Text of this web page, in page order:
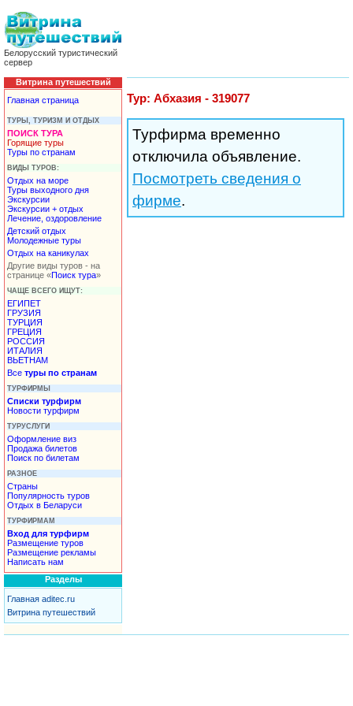
Белорусский туристический
сервер
Витрина путешествий
Главная страница
ТУРЫ, ТУРИЗМ И ОТДЫХ
ПОИСК ТУРА
Горящие туры
Туры по странам
ВИДЫ ТУРОВ:
Отдых на море
Туры выходного дня
Экскурсии
Экскурсии + отдых
Лечение, оздоровление
Детский отдых
Молодежные туры
Отдых на каникулах
Другие виды туров - на
странице «Поиск тура»
ЧАЩЕ ВСЕГО ИЩУТ:
ЕГИПЕТ
ГРУЗИЯ
ТУРЦИЯ
ГРЕЦИЯ
РОССИЯ
ИТАЛИЯ
ВЬЕТНАМ
Все туры по странам
ТУРФИРМЫ
Списки турфирм
Новости турфирм
ТУРУСЛУГИ
Оформление виз
Продажа билетов
Поиск по билетам
РАЗНОЕ
Страны
Популярность туров
Отдых в Беларуси
ТУРФИРМАМ
Вход для турфирм
Размещение туров
Размещение рекламы
Написать нам
Разделы
Главная aditec.ru
Витрина путешествий
Тур: Абхазия - 319077
Турфирма временно
отключила объявление.
Посмотреть сведения о
фирме.